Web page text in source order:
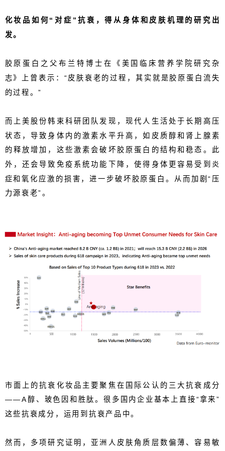
化妆品如何“对症”抗衰，得从身体和皮肤机理的研究出
发。
胶原蛋白之父布兰特博士在《美国临床营养学院研究杂
志》上曾表示：“皮肤衰老的过程，其实就是胶原蛋白流失
的过程。”
而上美股份韩束科研团队发现，现代人生活处于长期高压
状态，导致身体内的激素水平升高，如皮质醇和肾上腺素
的释放增加，这些激素会破坏胶原蛋白的结构和稳态。此
外，还会导致免疫系统功能下降，使得身体更容易受到炎
症和氧化应激的损害，进一步破坏胶原蛋白。从而加剧“压
力源衰老”。
市面上 的抗衰化妆品 主要聚焦在国际公认的三大抗衰成分
——A醇、玻色因和胜肽。很多国内企业基本上直接“拿来”
这些抗衰成分，运用到抗衰产品中。
然而，多项研究证明，亚洲人皮肤角质层数偏薄、容易敏